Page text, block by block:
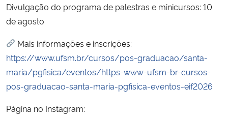
Secretaria de Governo
Advocacia-Geral da União
Banco Central do Brasil
Planalto
Divulgação do programa de palestras e minicursos: 10
de agosto
Mais informações e inscrições:
https://www.ufsm.br/cursos/pos-graduacao/santa-
maria/pgfisica/eventos/https-www-ufsm-br-cursos-
pos-graduacao-santa-maria-pgfisica-eventos-eif2026
Página no Instagram: